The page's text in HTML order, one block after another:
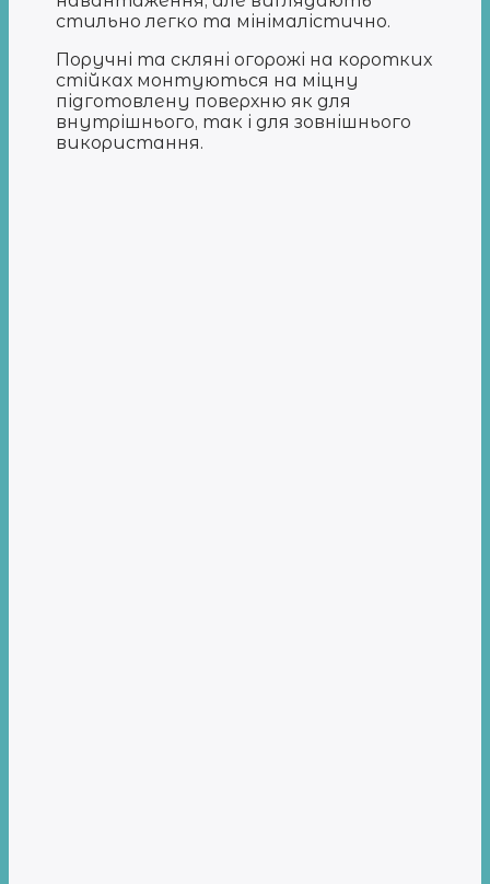
стильно легко та мінімалістично.
Поручні та скляні огорожі на коротких
стійках монтуються на міцну
підготовлену поверхню як для
внутрішнього, так і для зовнішнього
використання.